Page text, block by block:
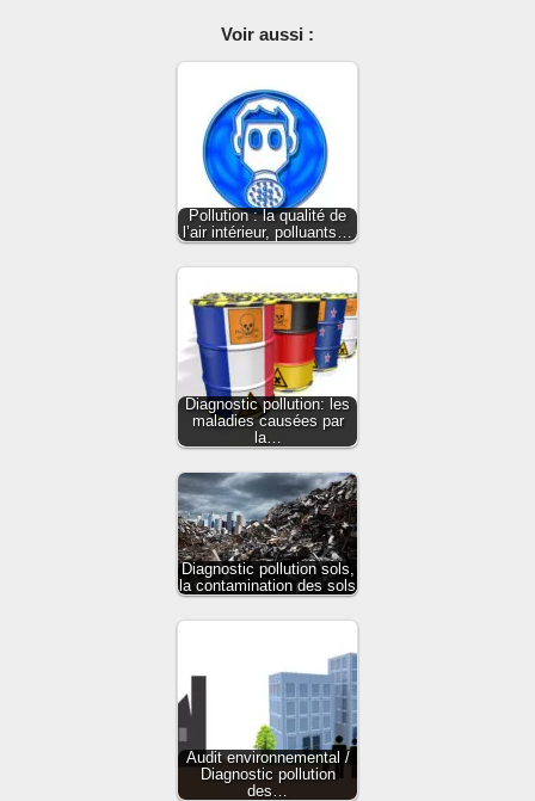
Voir aussi :
Pollution : la qualité de
l’air intérieur, polluants…
Diagnostic pollution: les
maladies causées par
la…
Diagnostic pollution sols,
la contamination des sols
Audit environnemental /
Diagnostic pollution
des…